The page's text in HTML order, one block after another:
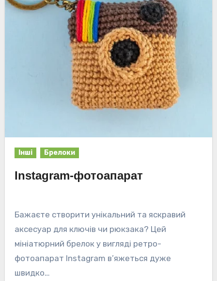
Інші Брелоки
Instagram-фотоапарат
Бажаєте створити унікальний та яскравий
аксесуар для ключів чи рюкзака? Цей
мініатюрний брелок у вигляді ретро-
фотоапарат Instagram в’яжеться дуже
швидко…